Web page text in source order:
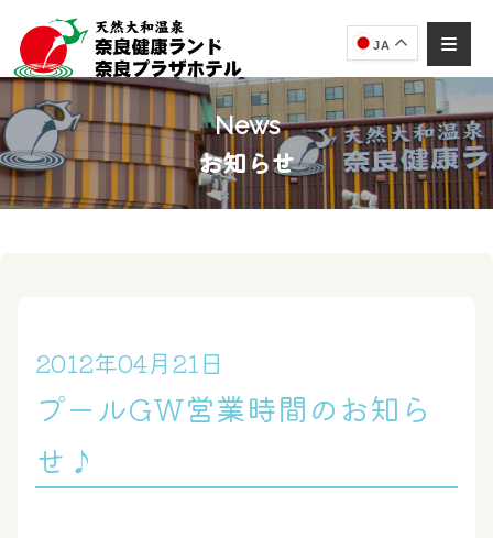
JA
News
お知らせ
2012年04月21日
プールGW営業時間のお知ら
せ♪
奈良健康ランド
AIコンシェルジュ